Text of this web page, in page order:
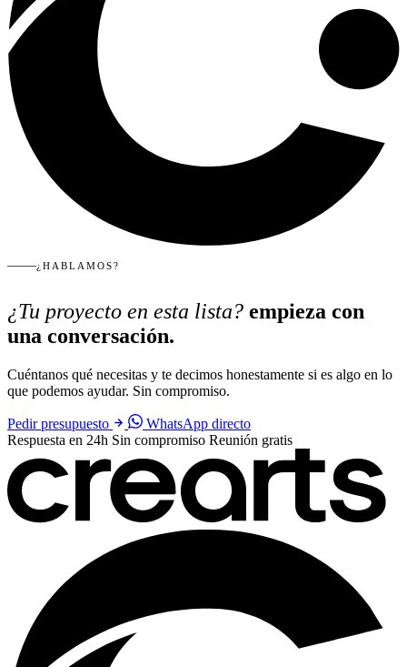
¿HABLAMOS?
¿Tu proyecto en esta lista? empieza con
una conversación.
Cuéntanos qué necesitas y te decimos honestamente si es algo en lo
que podemos ayudar. Sin compromiso.
Pedir presupuesto
WhatsApp directo
Respuesta en 24h Sin compromiso Reunión gratis